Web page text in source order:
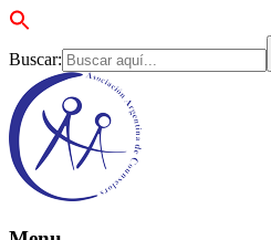
Buscar: